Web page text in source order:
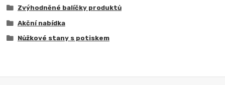
Zvýhodněné balíčky produktů
Akční nabídka
Nůžkové stany s potiskem